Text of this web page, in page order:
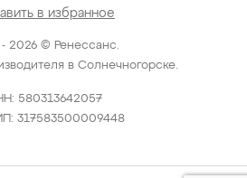
2026 © Ренессанс.
в Солнечногорске.
580313642057
317583500009448
в избранное